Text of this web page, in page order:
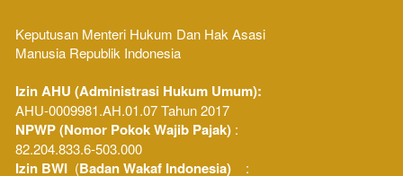
Keputusan Menteri Hukum Dan Hak Asasi
Manusia Republik Indonesia
AHU-0009981.AH.01.07 Tahun 2017
NPWP (Nomor Pokok Wajib Pajak) :
82.204.833.6-503.000
Izin BWI
  (
Badan Wakaf Indonesia)
    :